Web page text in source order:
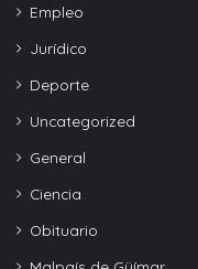
Empleo
Jurídico
Deporte
Uncategorized
General
Ciencia
Obituario